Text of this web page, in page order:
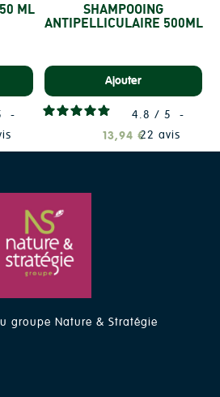
ML
-
SHAMPOOING
ANTIPELLICULAIRE 500ML
Ajouter
4.8 / 5
-
22 avis
13,94 €
groupe Nature & Stratégie